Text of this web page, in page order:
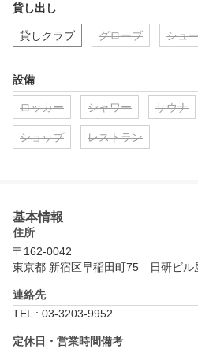
貸し出し
貸しクラブ グローブ シュ
設備
ロッカー シャワー サウナ
ショップ レストラン
基本情報
住所
〒162-0042
東京都 新宿区早稲田町75　日研ビル
連絡先
TEL : 03-3203-9952
定休日・営業時間備考